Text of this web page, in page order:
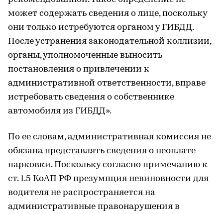
может содержать сведения о лице, поскольку
они только истребуются органом у ГИБДД.
После устранения законодательной коллизии,
органы, уполномоченные выносить
постановления о привлечении к
административной ответственности, вправе
истребовать сведения о собственнике
автомобиля из ГИБДД».
По ее словам, административная комиссия не
обязана представлять сведения о неоплате
парковки. Поскольку согласно примечанию к
ст. 1.5 КоАП РФ презумпция невиновности для
водителя не распространяется на
административные правонарушения в